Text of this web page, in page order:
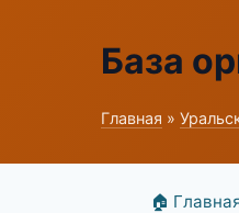
База
Главная »
🏠